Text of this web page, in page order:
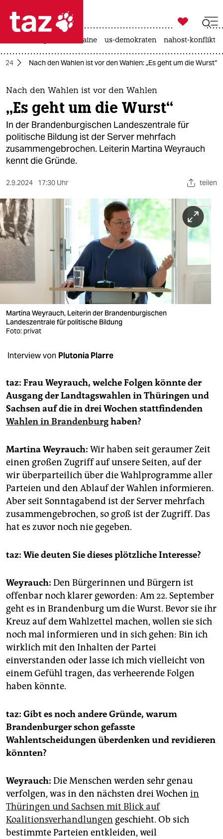
 taz zahl ich
taz zahl ich
themen
politik
öko
gesellschaft
kultur
sport
berlin
nord
wahrheit
verlag
veranstaltungen
unterstützen
abo
genossenschaft
epaper login

taz zahl ich
krieg in der ukraine us-demokraten nahost-konflikt
Nach den Wahlen ist vor den Wahlen: „Es geht um die Wurst“
Nach den Wahlen ist vor den Wahlen
„Es geht um die Wurst“
In der Brandenburgischen Landeszentrale für
politische Bildung ist der Server mehrfach
zusammengebrochen. Leiterin Martina Weyrauch
kennt die Gründe.
2.9.2024 17:30 Uhr teilen
Martina Weyrauch, Leiterin der Brandenburgischen
Landeszentrale für politische Bildung
Foto: privat
Interview von Plutonia Plarre
taz: Frau Weyrauch, welche Folgen könnte der
Ausgang der Landtagswahlen in Thüringen und
Sachsen auf die in drei Wochen stattfindenden
Wahlen in Brandenburghaben?
Martina Weyrauch: Wir haben seit geraumer Zeit
einen großen Zugriff auf unsere Seiten, auf der
wir überparteilich über die Wahlprogramme aller
Parteien und den Ablauf der Wahlen informieren.
Aber seit Sonntagabend ist der Server mehrfach
zusammengebrochen, so groß ist der Zugriff. Das
hat es zuvor noch nie gegeben.
taz: Wie deuten Sie dieses plötzliche Interesse?
Weyrauch: Den Bürgerinnen und Bürgern ist
offenbar noch klarer geworden: Am 22. September
geht es in Brandenburg um die Wurst. Bevor sie ihr
Kreuz auf dem Wahlzettel machen, wollen sie sich
noch mal informieren und in sich gehen: Bin ich
wirklich mit den Inhalten der Partei
einverstanden oder lasse ich mich vielleicht von
einem Gefühl tragen, das verheerende Folgen
haben könnte.
taz: Gibt es noch andere Gründe, warum
Brandenburger schon gefasste
Wahlentscheidungen überdenken und revidieren
könnten?
Weyrauch: Die Menschen werden sehr genau
verfolgen, was in den nächsten drei Wochen in
Thüringen und Sachsen mit Blick auf
Koalitionsverhandlungen geschieht. Ob sich
bestimmte Parteien entkleiden, weil